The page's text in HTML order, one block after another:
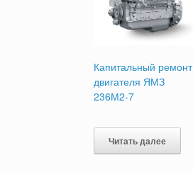
Капитальный ремонт
двигателя ЯМЗ
236М2-7
Читать далее